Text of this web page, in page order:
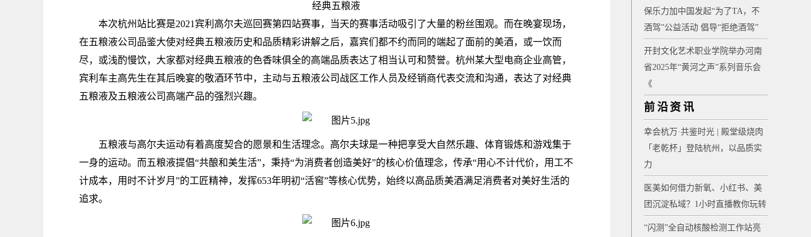
经典五粮液
本次杭州站比赛是2021宾利高尔夫巡回赛第四站赛事，当天的赛事活动吸引了大量的粉丝围观。而在晚宴现场，
在五粮液公司品鉴大使对经典五粮液历史和品质精彩讲解之后，嘉宾们都不约而同的端起了面前的美酒，或一饮而
尽，或浅酌慢饮，大家都对经典五粮液的色香味俱全的高端品质表达了相当认可和赞誉。杭州某大型电商企业高管，
宾利车主高先生在其后晚宴的敬酒环节中，主动与五粮液公司战区工作人员及经销商代表交流和沟通，表达了对经典
五粮液及五粮液公司高端产品的强烈兴趣。
五粮液与高尔夫运动有着高度契合的愿景和生活理念。高尔夫球是一种把享受大自然乐趣、体育锻炼和游戏集于
一身的运动。而五粮液提倡“共酿和美生活”，秉持“为消费者创造美好”的核心价值理念，传承“用心不计代价，用工不
计成本，用时不计岁月”的工匠精神，发挥653年明初“活窖”等核心优势，始终以高品质美酒满足消费者对美好生活的
追求。
保乐力加中国发起“为了TA，不
酒驾”公益活动 倡导“拒绝酒驾”
开封文化艺术职业学院举办河南
省2025年“黄河之声”系列音乐会
《
前沿资讯
幸会杭万·共鉴时光 | 殿堂级烧肉
「老乾杯」登陆杭州，以品质实
力
医美如何借力新氧、小红书、美
团沉淀私域？1小时直播教你玩转
“闪测”全自动核酸检测工作站亮